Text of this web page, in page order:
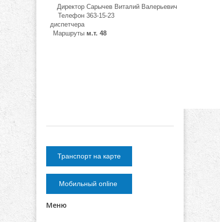
Директор Сарычев Виталий Валерьевич
Телефон
диспетчера
363-15-23
Маршруты м.т. 48
Транспорт на карте
Мобильный online
Меню